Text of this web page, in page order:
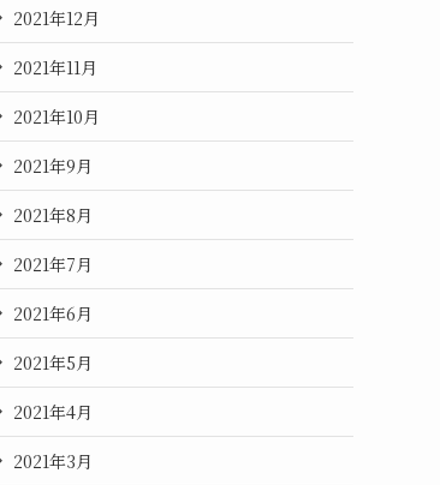
2021年12月
2021年11月
2021年10月
2021年9月
2021年8月
2021年7月
2021年6月
2021年5月
2021年4月
2021年3月